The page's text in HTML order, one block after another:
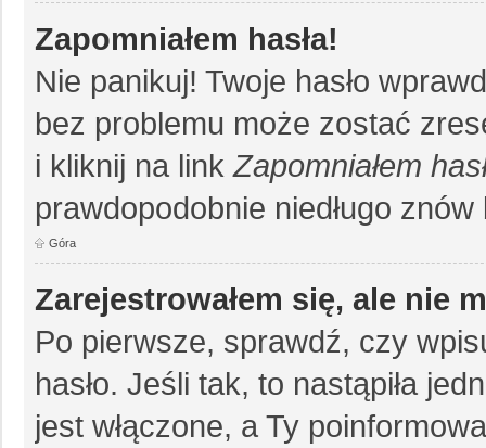
Zapomniałem hasła!
Nie panikuj! Twoje hasło
bez problemu może zostać
i kliknij na link Zapomniałem
prawdopodobnie niedługo
Góra
Zarejestrowałem się, ale nie
Po pierwsze, sprawdź, czy
hasło. Jeśli tak, to nastąpiła
jest włączone, a Ty